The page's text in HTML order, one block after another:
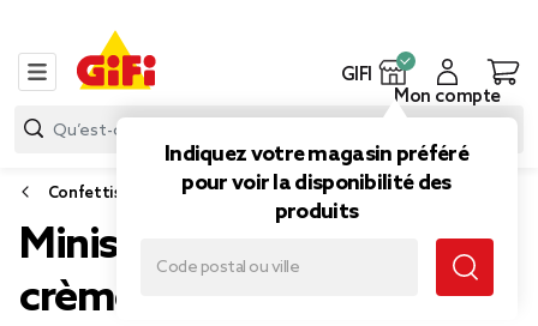
GIFI
Indiquez votre magasin préféré
pour voir la disponibilité des
produits
Mon compte
Confettis, cotillons et serpentins
Minis crackers gris noirs
crèmes x8